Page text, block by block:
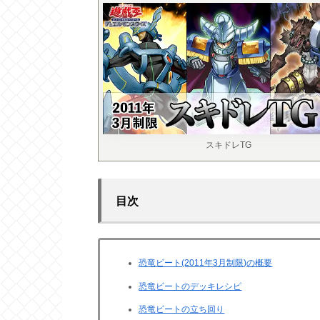
スキドレTG
目次
恐竜ビート(2011年3月制限)の概要
恐竜ビートのデッキレシピ
恐竜ビートの立ち回り